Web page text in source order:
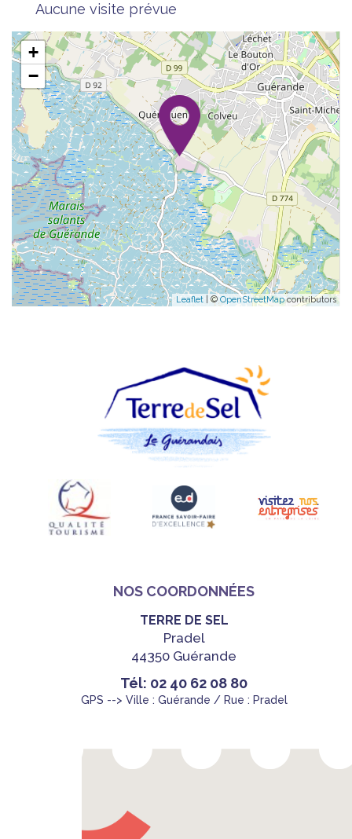
Aucune visite prévue
+
−
Leaflet | © OpenStreetMapcontributors
NOS COORDONNÉES
TERRE DE SEL
Pradel
44350 Guérande
Tél: 02 40 62 08 80
GPS --> Ville : Guérande / Rue : Pradel